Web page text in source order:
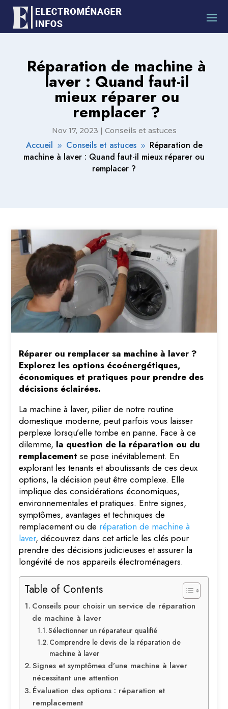
Réparation de machine à
laver : Quand faut-il
mieux réparer ou
remplacer ?
Nov 17, 2023 | Conseils et astuces
Accueil 9 Conseils et astuces 9
Réparation de
machine à laver : Quand faut-il mieux réparer ou
remplacer ?
Réparer ou remplacer sa machine à laver ?
Explorez les options écoénergétiques,
économiques et pratiques pour prendre des
décisions éclairées.
La machine à laver, pilier de notre routine
domestique moderne, peut parfois vous laisser
perplexe lorsqu’elle tombe en panne. Face à ce
dilemme, la question de la réparation ou du
remplacementse pose inévitablement. En
explorant les tenants et aboutissants de ces deux
options, la décision peut être complexe. Elle
implique des considérations économiques,
environnementales et pratiques. Entre signes,
symptômes, avantages et techniques de
remplacement ou de réparation de machine à
laver, découvrez dans cet article les clés pour
prendre des décisions judicieuses et assurer la
longévité de nos appareils électroménagers.
Table of Contents
Conseils pour choisir un service de réparation
de machine à laver
Sélectionner un réparateur qualifié
Comprendre le devis de la réparation de
machine à laver
Signes et symptômes d’une machine à laver
nécessitant une attention
Évaluation des options : réparation et
remplacement